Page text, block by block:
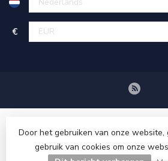
€
Door het gebruiken van onze
gebruik van cookies om onze